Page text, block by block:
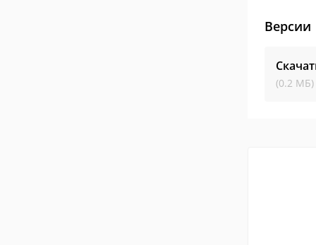
Версии
(0.2 МБ)